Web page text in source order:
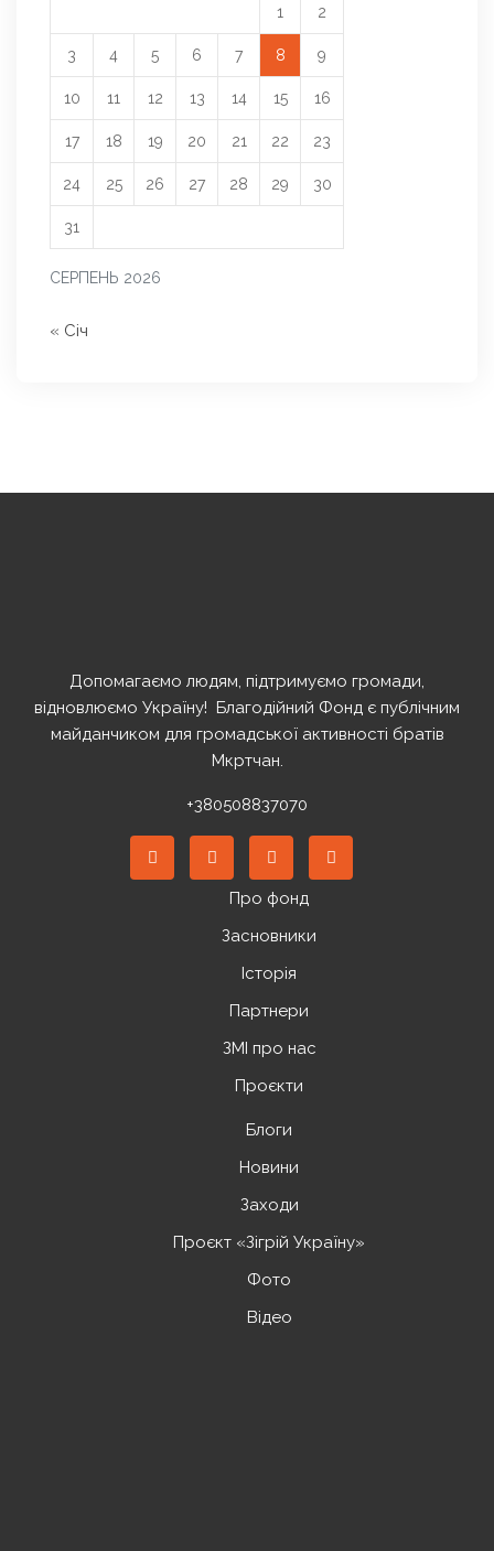
СЕРПЕНЬ 2026
1 2
3 4 5 6 7 8 9
10 11 12 13 14 15 16
17 18 19 20 21 22 23
24 25 26 27 28 29 30
31
« Січ
Допомагаємо людям, підтримуємо громади,
відновлюємо Україну! ️ Благодійний Фонд є публічним
майданчиком для громадської активності братів
Мкртчан.
+380508837070
Про фонд
Засновники
Історія
Партнери
ЗМІ про нас
Проєкти
Блоги
Новини
Заходи
Проєкт «Зігрій Україну»
Фото
Відео